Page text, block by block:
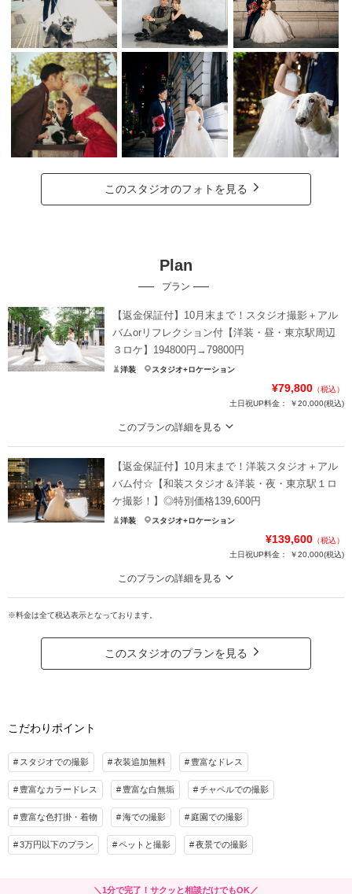
このスタジオのフォトを見る
Plan
プラン
【返金保証付】10月末まで！スタジオ撮影＋アル
バムorリフレクション付【洋装・昼・東京駅周辺
３ロケ】194800円→79800円
洋装 スタジオ+ロケーション
¥79,800 （税込）
土日祝UP料金：
￥20,000(税込)
このプランの詳細を見る
今ならロケ撮影に『スタジオ撮影』+『定価30,000円アルバム』or『リフレク
ション写真』が付きます☆追加料金なし◎
【昼ロケ】洋装・東京駅周辺３ロケor２ロケ＋スタジオ
《特典》
全てプランに含むお得な追加料金なしプラン◎
プラン詳細
衣装追加
家族と撮影 家族用衣装レンタル ペットと撮影
その他含むもの
セサリー/コサージュ/ベール/ブーケ&ブートニア/靴/ワイシャツ/ネクタイ/アテンドス
相談予約する 撮影日の空き
【返金保証付】10月末まで！洋装スタジオ＋アル
バム付☆【和装スタジオ＆洋装・夜・東京駅１ロ
ケ撮影！】◎特別価格139,600円
洋装 スタジオ+ロケーション
¥139,600 （税込）
土日祝UP料金：
￥20,000(税込)
このプランの詳細を見る
今なら和装スタジオ撮影と夜ロケ撮影に『洋装スタジオ撮影』＋『アルバム』o
r『肌着レンタル』付き！
スタジオでの和装撮影と東京駅でのロケーション撮影がセットでお得！
✅洋装スタジオ撮影＋アルバムor肌着レンタル付
※特典は相談会にてご確認ください。
プラン詳細
着付け ヘアメイク
※料金は全て税込表示となっております。
このスタジオのプランを見る
こだわりポイント
スタジオでの撮影 衣装追加無料 豊富なドレス
豊富なカラードレス 豊富な白無垢 チャペルでの撮影
豊富な色打掛・着物 海での撮影 庭園での撮影
3万円以下のプラン ペットと撮影 夜景での撮影
＼1分で完了！サクッと相談だけでもOK／